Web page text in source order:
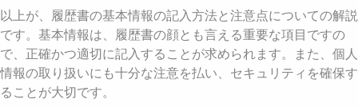
以上が、履歴書の基本情報の記入方法と注意点についての解説
です。基本情報は、履歴書の顔とも言える重要な項目ですの
で、正確かつ適切に記入することが求められます。また、個人
情報の取り扱いにも十分な注意を払い、セキュリティを確保す
ることが大切です。